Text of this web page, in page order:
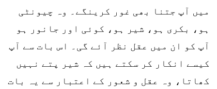
میں آپ جتنا بھی غور کرینگے۔ وہ چیونٹی
ہو، بکری ہو، شیر ہو، کوئی اور جانور ہو
آپ کو ان میں عقل نظر آئے گی۔ اس بات سے آپ
کیسے انکار کر سکتے ہیں کہ شیر پتے نہیں
کھاتا، وہ عقل و شعور کے اعتبار سے یہ بات